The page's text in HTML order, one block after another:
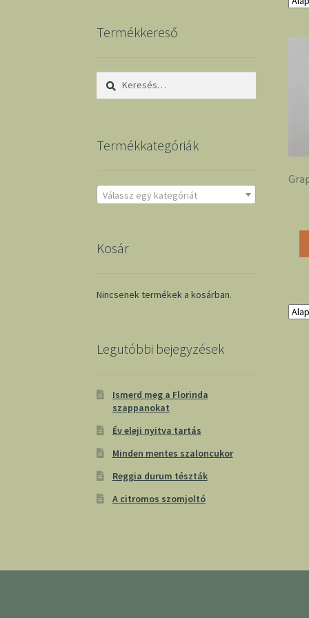
Termékkereső
Keresés:
Termékkategóriák
Válassz egy kategóriát
Kosár
Nincsenek termékek a kosárban.
Legutóbbi bejegyzések
Ismerd meg a Florinda
szappanokat
Év eleji nyitva tartás
Minden mentes szaloncukor
Reggia durum tészták
A citromos szomjoltó